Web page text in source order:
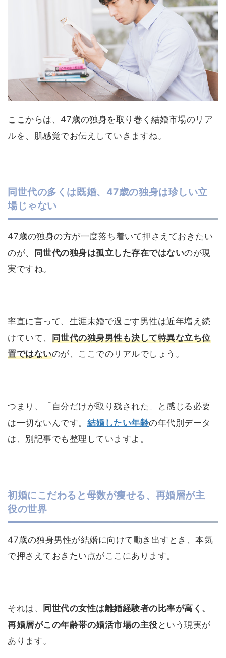
ここからは、47歳の独身を取り巻く結婚市場のリア
ルを、肌感覚でお伝えしていきますね。
同世代の多くは既婚、47歳の独身は珍しい立
場じゃない
47歳の独身の方が一度落ち着いて押さえておきたい
のが、
同世代の独身は孤立した存在ではないのが現
実ですね。
率直に言って、生涯未婚で過ごす男性は近年増え続
けていて、 同世代の独身男性も決して特異な立ち位
置ではないのが、ここでのリアルでしょう。
つまり、「自分だけが取り残された」と感じる必要
は一切ないんです。 結婚したい年齢の年代別データ
は、別記事でも整理していますよ。
初婚にこだわると母数が痩せる、再婚層が主
役の世界
47歳の独身男性が結婚に向けて動き出すとき、本気
で押さえておきたい点がここにあります。
それは、 同世代の女性は離婚経験者の比率が高く、
再婚層がこの年齢帯の婚活市場の主役 という現実が
あります。